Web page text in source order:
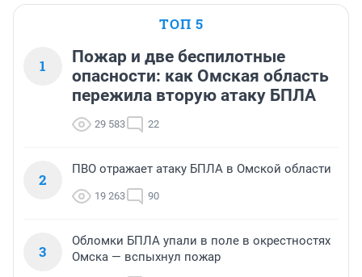
ТОП 5
1
Пожар и две беспилотные
опасности: как Омская область
пережила вторую атаку БПЛА
29 583 22
2
ПВО отражает атаку БПЛА в Омской области
19 263 90
3
Обломки БПЛА упали в поле в окрестностях
Омска — вспыхнул пожар